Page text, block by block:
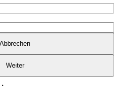
Abbrechen
Weiter